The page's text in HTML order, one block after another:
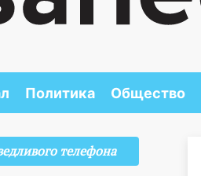
Политика Общество
телефона